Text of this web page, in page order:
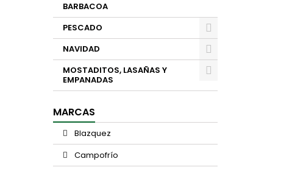
BARBACOA
PESCADO
NAVIDAD
MOSTADITOS, LASAÑAS Y
EMPANADAS
MARCAS
Blazquez
Campofrío